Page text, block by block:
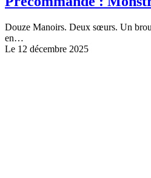
Douze Manoirs. Deux sœurs. Un
en…
Le 12 décembre 2025